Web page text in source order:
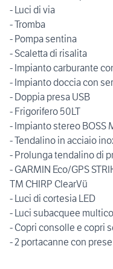
- Luci di via
- Tromba
- Pompa sentina
- Scaletta di risalita
- Impianto carburante
- Impianto doccia con
- Doppia presa USB
- Frigorifero 50LT
- Impianto stereo BOSS
- Tendalino in acciaio
- Prolunga tendalino di
- GARMIN Eco/GPS
TM CHIRP ClearVü
- Luci di cortesia LED
- Luci subacquee
- Copri consolle e copri
- 2 portacanne con